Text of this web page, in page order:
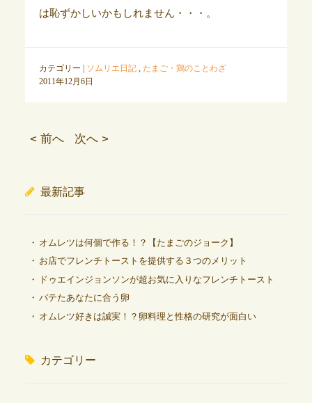
は恥ずかしいかもしれません・・・。
カテゴリー | ソムリエ日記, たまご・鶏のことわざ
2011年12月6日
< 前へ 次へ >
最新記事
オムレツは何個で作る！？【たまごのジョーク】
お店でフレンチトーストを提供する３つのメリット
ドゥエインジョンソンが超お気に入りなフレンチトースト
バテたあなたに合う卵
オムレツ好きは誠実！？卵料理と性格の研究が面白い
カテゴリー